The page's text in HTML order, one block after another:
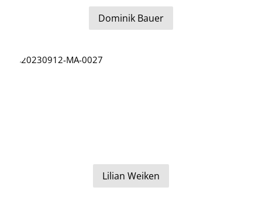
Dominik Bauer
Lilian Weiken